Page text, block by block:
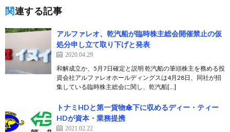
関連する記事
アルファレオ、乾汽船が臨時株主総会開催禁止の仮
処分申し立て取り下げと発表
2020.04.29
和解成立か、5月7日確定と説明 乾汽船の筆頭株主を務める投
資会社アルファレオホールディングスは4月28日、同社が招
集している臨時株主総会に関し、乾汽船[…]
トナミHDと第一貨物傘下に収めるディー・ティー
HDが資本・業務提携
2021.02.22